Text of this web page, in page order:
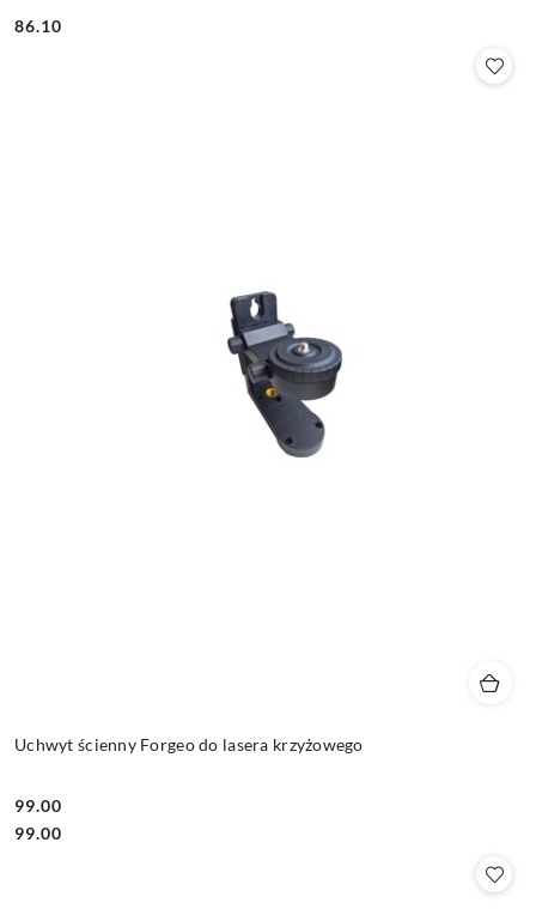
Cena:
86.10
Uchwyt ścienny Forgeo do lasera krzyżowego
Cena:
99.00
Cena:
99.00